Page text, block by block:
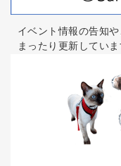
イベント情報の告知
まったり更新していま